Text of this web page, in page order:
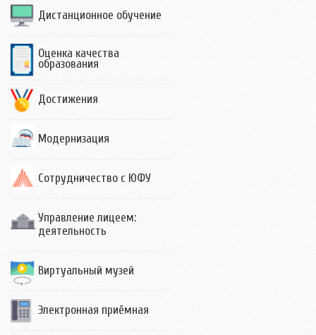
Дистанционное обучение
Оценка качества
образования
Достижения
Модернизация
Сотрудничество с ЮФУ
Управление лицеем:
деятельность
Виртуальный музей
Электронная приёмная